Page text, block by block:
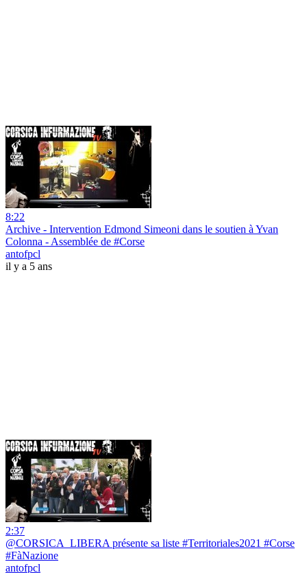
8:22
Archive - Intervention Edmond Simeoni dans le soutien à Yvan
Colonna - Assemblée de #Corse
antofpcl
il y a 5 ans
2:37
@CORSICA_LIBERA présente sa liste #Territoriales2021 #Corse
#FàNazione
antofpcl